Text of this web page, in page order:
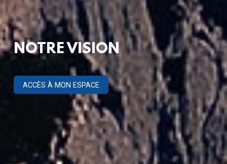
NOTRE VISION
ACCÈS À MON ESPACE